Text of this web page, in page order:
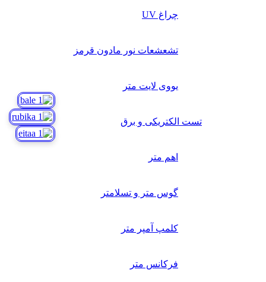
چراغ UV
تشعشعات نور مادون قرمز
یووی لایت متر
تست الکتریکی و برق
اهم متر
گوس متر و تسلامتر
کلمپ آمپر متر
فرکانس متر